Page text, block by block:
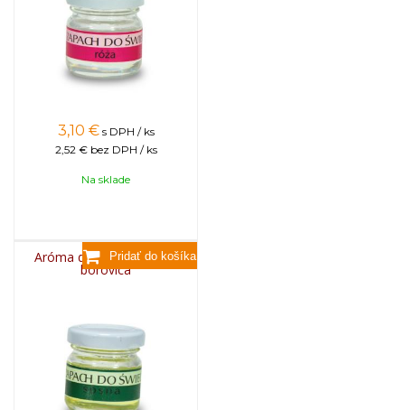
3,10 € s DPH / ks
2,52 € bez DPH / ks
Na sklade
Aróma do sviečok, 25g -
borovica